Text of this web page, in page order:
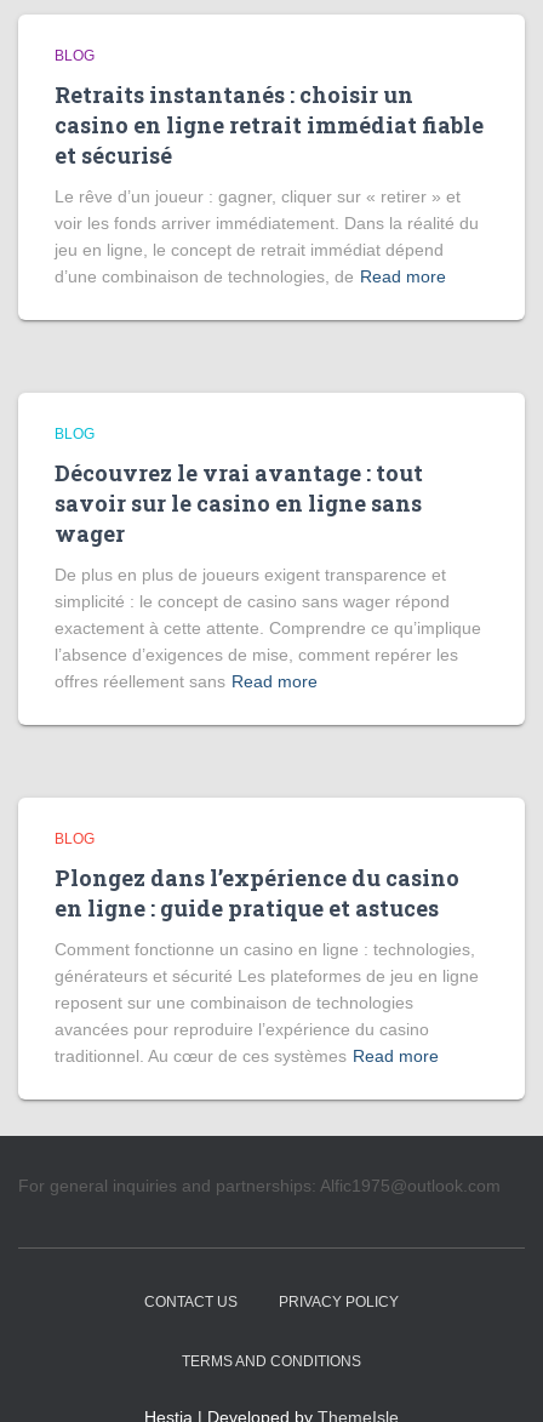
BLOG
Retraits instantanés : choisir un
casino en ligne retrait immédiat fiable
et sécurisé
Le rêve d’un joueur : gagner, cliquer sur « retirer » et
voir les fonds arriver immédiatement. Dans la réalité du
jeu en ligne, le concept de retrait immédiat dépend
d’une combinaison de technologies, de Read more
BLOG
Découvrez le vrai avantage : tout
savoir sur le casino en ligne sans
wager
De plus en plus de joueurs exigent transparence et
simplicité : le concept de casino sans wager répond
exactement à cette attente. Comprendre ce qu’implique
l’absence d’exigences de mise, comment repérer les
offres réellement sans Read more
BLOG
Plongez dans l’expérience du casino
en ligne : guide pratique et astuces
Comment fonctionne un casino en ligne : technologies,
générateurs et sécurité Les plateformes de jeu en ligne
reposent sur une combinaison de technologies
avancées pour reproduire l’expérience du casino
traditionnel. Au cœur de ces systèmes Read more
For general inquiries and partnerships: Alfic1975@outlook.com
CONTACT US PRIVACY POLICY
TERMS AND CONDITIONS
Hestia | Developed by ThemeIsle